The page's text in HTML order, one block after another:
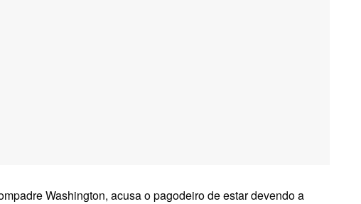
Washington, acusa o pagodeiro de estar devendo a